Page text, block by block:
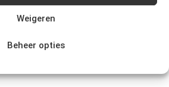
Weigeren
Beheer opties
ga voor biologisch want je hebt
dat je de citroenen goed wast om
let op: dit moet alcohol zijn die